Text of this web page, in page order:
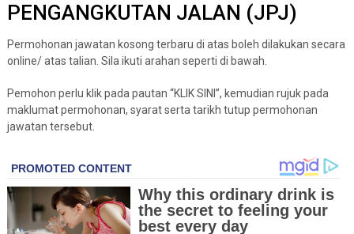
PENGANGKUTAN JALAN (JPJ)
Permohonan jawatan kosong terbaru di atas boleh dilakukan secara
online/ atas talian. Sila ikuti arahan seperti di bawah.
Pemohon perlu klik pada pautan “KLIK SINI”, kemudian rujuk pada
maklumat permohonan, syarat serta tarikh tutup permohonan
jawatan tersebut.